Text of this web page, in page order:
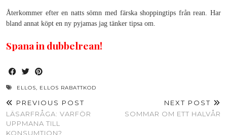
Återkommer efter en natts sömn med färska shoppingtips från rean. Har
bland annat köpt en ny pyjamas jag tänker tipsa om.
Spana in dubbelrean!
ELLOS, ELLOS RABATTKOD
PREVIOUS POST
LÄSARFRÅGA: VARFÖR
UPPMANA TILL
KONSUMTION?
NEXT POST
SOMMAR OM ETT HALVÅR